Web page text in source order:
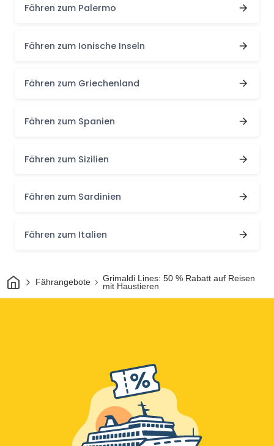
Fähren zum Palermo
Fähren zum Ionische Inseln
Fähren zum Griechenland
Fähren zum Spanien
Fähren zum Sizilien
Fähren zum Sardinien
Fähren zum Italien
HeimFährangebote
Grimaldi Lines: 50 % Rabatt auf Reisen
mit Haustieren